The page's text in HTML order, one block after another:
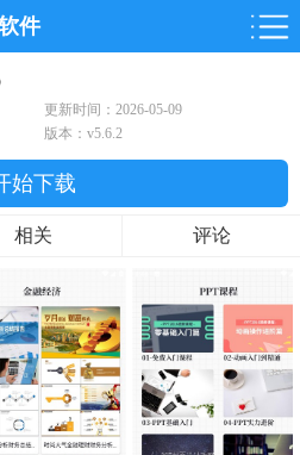
件
题
更新时间：2026-05-09
版本：v5.6.2
始下载
相关 评论